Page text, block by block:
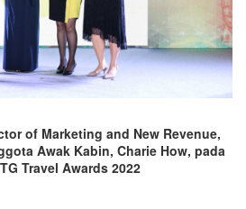
of Marketing and New Revenue,
Awak Kabin, Charie How, pada
Travel Awards 2022